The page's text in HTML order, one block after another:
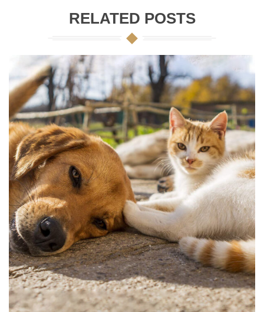
RELATED POSTS